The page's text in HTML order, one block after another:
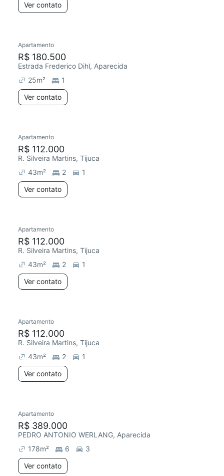
Ver contato
Apartamento
R$ 180.500
Estrada Frederico Dihl, Aparecida
25m²
1
Ver contato
Apartamento
R$ 112.000
R. Silveira Martins, Tijuca
43m² 2
1
Ver contato
Apartamento
R$ 112.000
R. Silveira Martins, Tijuca
43m² 2
1
Ver contato
Apartamento
R$ 112.000
R. Silveira Martins, Tijuca
43m² 2
1
Ver contato
Apartamento
R$ 389.000
PEDRO ANTONIO WERLANG, Aparecida
178m² 6
3
Ver contato